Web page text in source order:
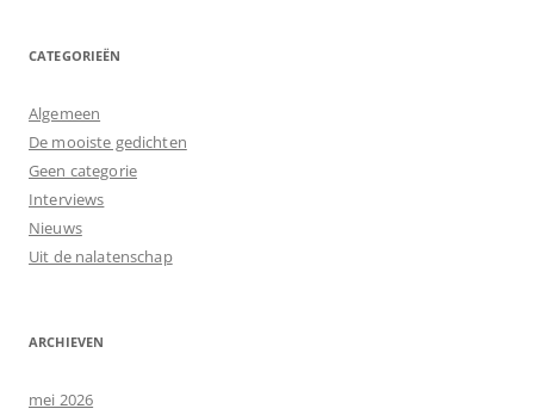
CATEGORIEËN
Algemeen
De mooiste gedichten
Geen categorie
Interviews
Nieuws
Uit de nalatenschap
ARCHIEVEN
mei 2026